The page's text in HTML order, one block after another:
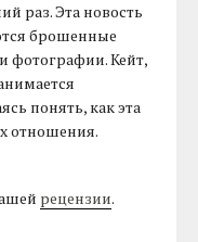
раз. Эта новость
брошенные
фотографии. Кейт,
понять, как эта
отношения.
рецензии.